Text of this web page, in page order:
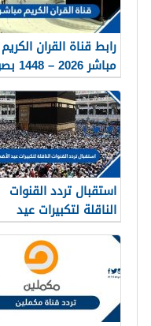
رابط قناة القران الكريم
مباشر
جميل
استقبال تردد القنوات
الناقلة لتكبيرات عيد
الأضحى 1447